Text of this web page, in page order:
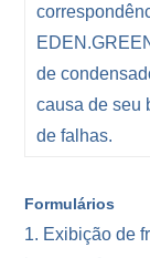
de
causa de seu
de falhas.
Formulários
1. Exibição de